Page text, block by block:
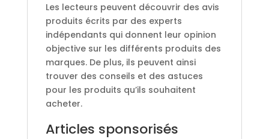
Les lecteurs peuvent découvrir des avis
produits écrits par des experts
indépendants qui donnent leur opinion
objective sur les différents produits des
marques. De plus, ils peuvent ainsi
trouver des conseils et des astuces
pour les produits qu’ils souhaitent
acheter.
Articles sponsorisés